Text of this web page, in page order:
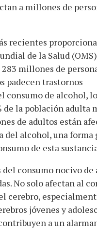
a millones de
recientes
de la Salud
millones de
padecen trastornos
consumo de alcohol,
de la población adulta
de adultos están
del alcohol, una forma
de esta
del consumo nocivo
No solo afectan al
cerebro,
jóvenes y
a un